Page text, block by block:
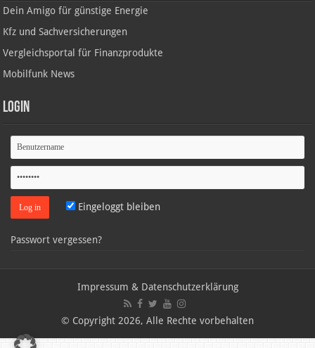
Dein Amigo für günstige Energie
Kfz und Sachversicherungen
Vergleichsportal für Finanzprodukte
Mobilfunk News
Login
Eingeloggt bleiben
Passwort vergessen?
Impressum & Datenschutzerklärung
© Copyright 2026, Alle Rechte vorbehalten